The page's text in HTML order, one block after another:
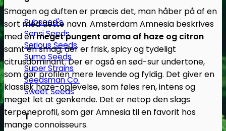
Subseed's
Sensi Seeds
Serious Seeds
Sumo Seeds
Super Strains
Seedsman Co.
Sweet Seeds
T
Smagen og duften er præcis det, man håber på af en
sort med dette navn. Amsterdam Amnesia beskrives
med enmeget pungent aroma af haze og citron
samt en smag, der er frisk, spicy og tydeligt
citrusdominant. Der er også en sød-sur undertone,
som gør profilen mere levende og fyldig. Det giver en
klassisk haze-oplevelse, som føles ren, intens og
meget let at genkende. Det er netop den slags
terpeneprofil, som gør Amnesia til en favorit hos
mange connoisseurs.